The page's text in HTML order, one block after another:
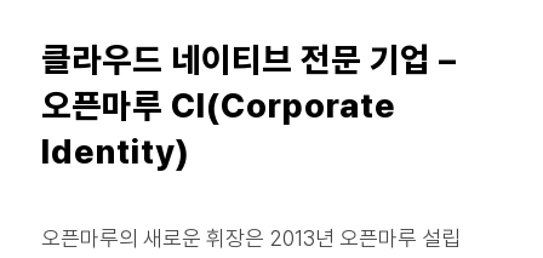
클라우드 네이티브 전문 기업 –
오픈마루 CI(Corporate
Identity)
오픈마루의 새로운 휘장은 2013년 오픈마루 설립